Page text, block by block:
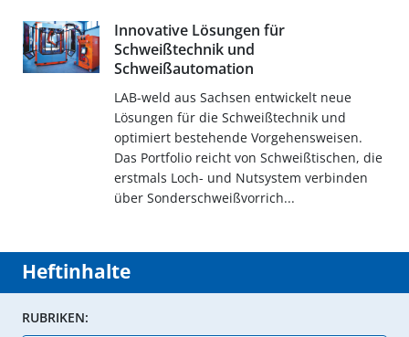
Innovative Lösungen für
Schweißtechnik und
Schweißautomation
LAB-weld aus Sachsen entwickelt neue
Lösungen für die Schweißtechnik und
optimiert bestehende Vorgehensweisen.
Das Portfolio reicht von Schweißtischen, die
erstmals Loch- und Nutsystem verbinden
über Sonderschweißvorrich...
Heftinhalte
RUBRIKEN: